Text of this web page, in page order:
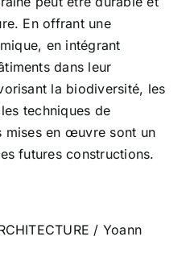
En offrant une
en intégrant
dans leur
la biodiversité, les
techniques de
mises en œuvre sont un
futures constructions.
/ Yoann